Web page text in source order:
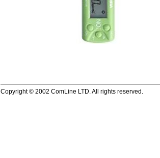
Copyright © 2002 ComLine LTD. All rights reserved.